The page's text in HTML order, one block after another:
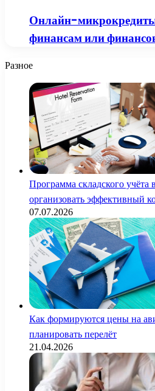
Онлайн-
финансам или
Разное
Программа складского учёта
организовать эффективный
07.07.2026
Как формируются цены на
планировать перелёт
21.04.2026